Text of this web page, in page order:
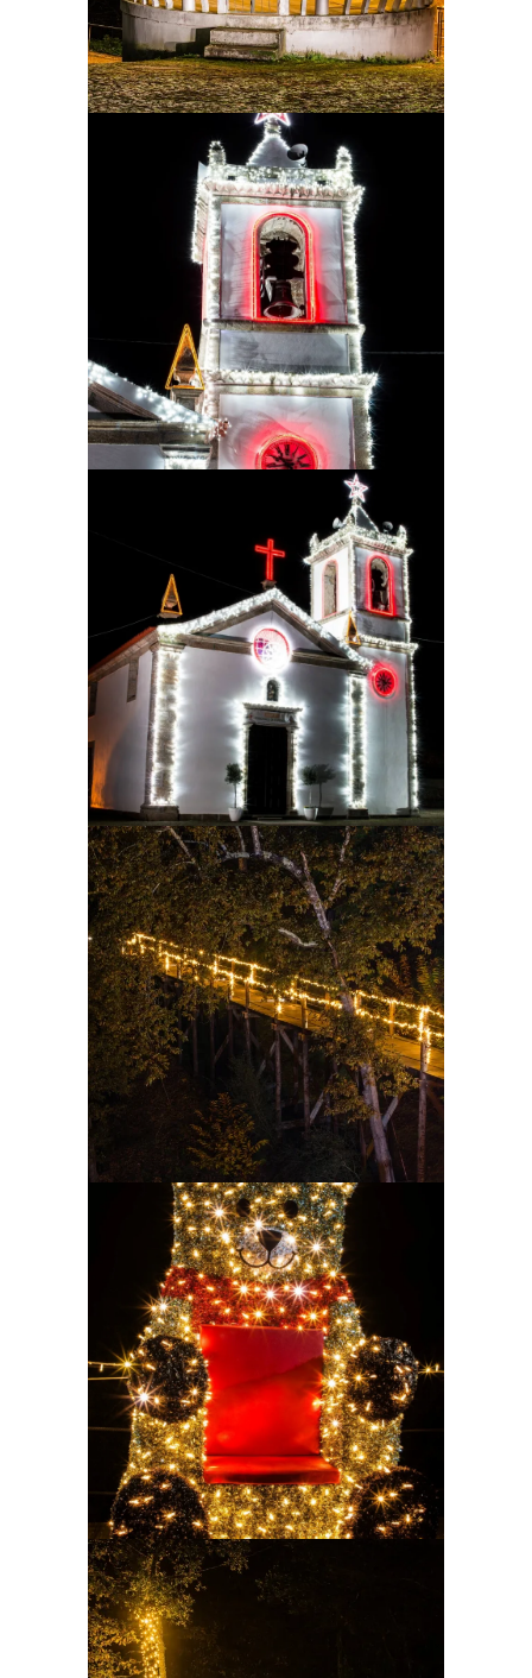
Ampliar
Ampliar
Ampliar
Ampliar